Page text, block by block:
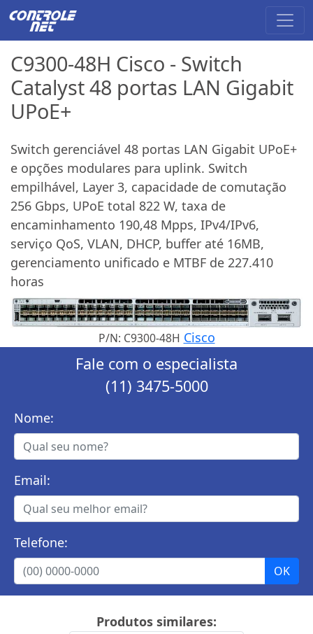
C9300-48H Cisco - Switch
Catalyst 48 portas LAN Gigabit
UPoE+
Switch gerenciável 48 portas LAN Gigabit UPoE+
e opções modulares para uplink. Switch
empilhável, Layer 3, capacidade de comutação
256 Gbps, UPoE total 822 W, taxa de
encaminhamento 190,48 Mpps, IPv4/IPv6,
serviço QoS, VLAN, DHCP, buffer até 16MB,
gerenciamento unificado e MTBF de 227.410
horas
P/N: C9300-48H Cisco
Fale com o especialista
(11) 3475-5000
Nome:
Email:
Telefone:
Produtos similares: